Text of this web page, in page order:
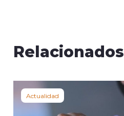
Relacionados
Actualidad